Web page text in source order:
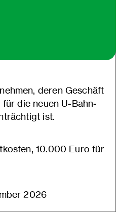
deren Geschäft
die neuen U-Bahn-
ist.
10.000 Euro für
2026